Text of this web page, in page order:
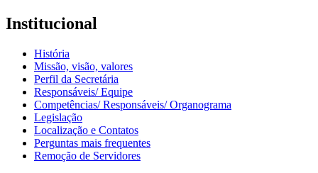
Institucional
História
Missão, visão, valores
Perfil da Secretária
Responsáveis/ Equipe
Competências/ Responsáveis/ Organograma
Legislação
Localização e Contatos
Perguntas mais frequentes
Remoção de Servidores